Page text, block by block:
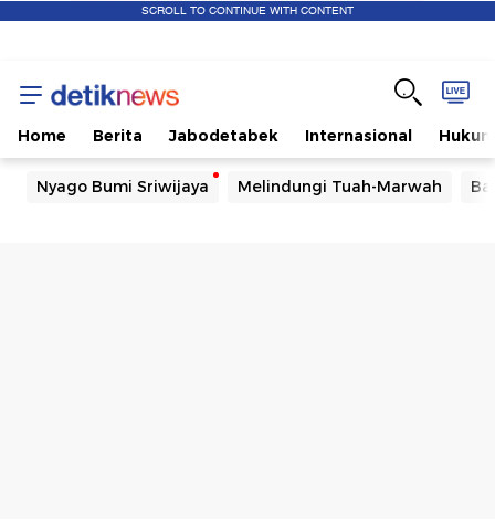
SCROLL TO CONTINUE WITH CONTENT
Home Berita Jabodetabek Internasional Hukum
Nyago Bumi Sriwijaya Melindungi Tuah-Marwah